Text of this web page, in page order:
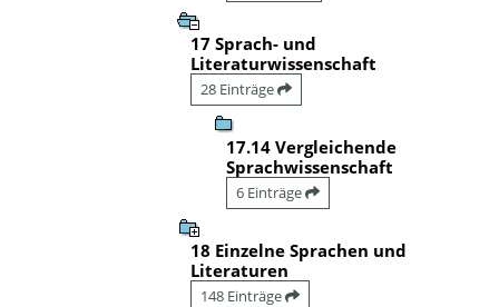
17 Sprach- und
Literaturwissenschaft
28 Einträge
17.14 Vergleichende
Sprachwissenschaft
6 Einträge
18 Einzelne Sprachen und
Literaturen
148 Einträge